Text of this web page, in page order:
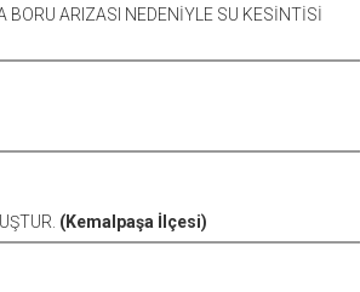
ARIZASI NEDENİYLE SU KESİNTİSİ
(Kemalpaşa İlçesi)